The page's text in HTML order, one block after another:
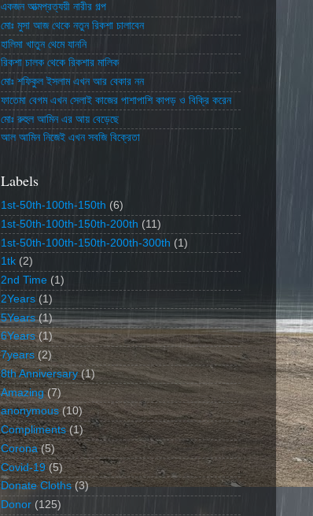
একজন আত্মপ্রত্যয়ী নারীর গল্প
মোঃ মুসা আজ থেকে নতুন রিকশা চালাবেন
হালিমা খাতুন থেমে যাননি
রিকশা চালক থেকে রিকশার মালিক
মোঃ শফিকুল ইসলাম এখন আর বেকার নন
ফাতেমা বেগম এখন সেলাই কাজের পাশাপাশি কাপড় ও বিক্রি করেন
মোঃ রুহুল আমিন এর আয় বেড়েছে
আল আমিন নিজেই এখন সবজি বিক্রেতা
Labels
1st-50th-100th-150th (6)
1st-50th-100th-150th-200th (11)
1st-50th-100th-150th-200th-300th (1)
1tk (2)
2nd Time (1)
2Years (1)
5Years (1)
6Years (1)
7years (2)
8th Anniversary (1)
Amazing (7)
anonymous (10)
Compliments (1)
Corona (5)
Covid-19 (5)
Donate Cloths (3)
Donor (125)